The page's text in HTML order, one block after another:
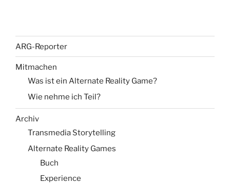
ARG-Reporter
Mitmachen
Was ist ein Alternate Reality Game?
Wie nehme ich Teil?
Archiv
Transmedia Storytelling
Alternate Reality Games
Buch
Experience